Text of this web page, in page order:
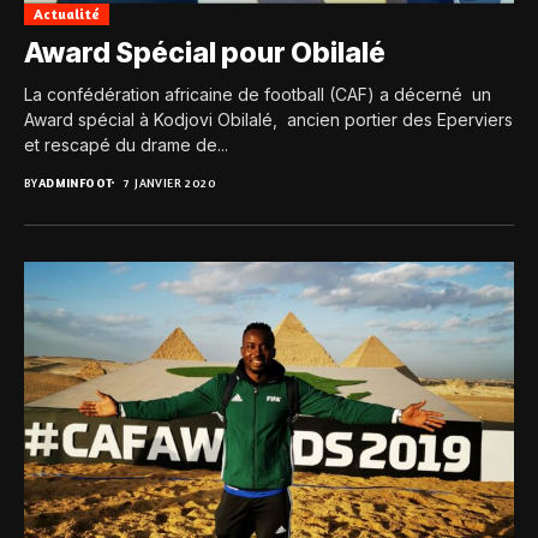
Actualité
Award Spécial pour Obilalé
La confédération africaine de football (CAF) a décerné un
Award spécial à Kodjovi Obilalé, ancien portier des Eperviers
et rescapé du drame de...
BYADMINFOOT 7 JANVIER 2020